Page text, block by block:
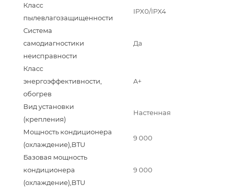
Класс
пылевлагозащищенности
IPX0/IPX4
Система
самодиагностики
неисправности
Да
Класс
энергоэффективности,
обогрев
A+
Вид установки
(крепления)
Настенная
Мощность кондиционера
(охлаждение),BTU
9 000
Базовая мощность
кондиционера
(охлаждение),BTU
9 000